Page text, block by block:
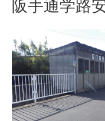
阪手通学路